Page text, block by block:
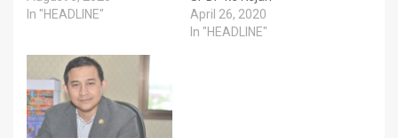
In "HEADLINE"
April 26, 2020
In "HEADLINE"